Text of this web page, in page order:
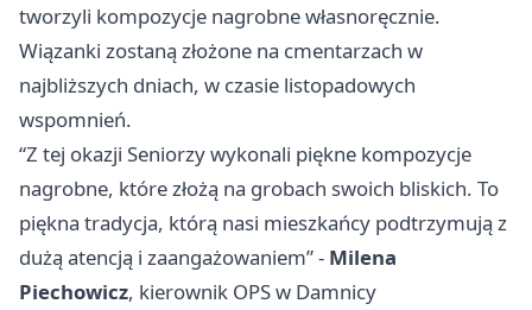
tworzyli kompozycje nagrobne własnoręcznie.
Wiązanki zostaną złożone na cmentarzach w
najbliższych dniach, w czasie listopadowych
wspomnień.
“Z tej okazji Seniorzy wykonali piękne kompozycje
nagrobne, które złożą na grobach swoich bliskich. To
piękna tradycja, którą nasi mieszkańcy podtrzymują z
dużą atencją i zaangażowaniem” - Milena
Piechowicz, kierownik OPS w Damnicy